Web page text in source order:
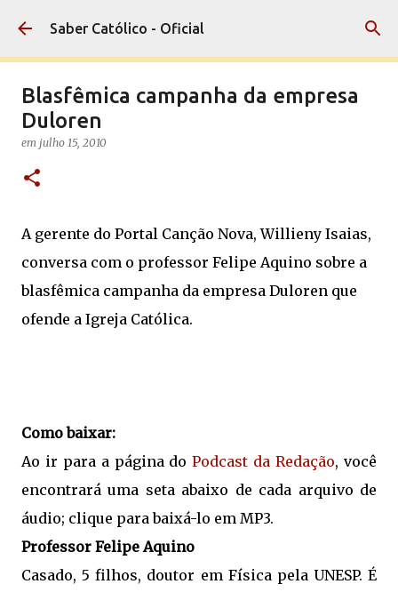
Pular para o conteúdo principal
Saber Católico - Oficial
Blasfêmica campanha da empresa
Duloren
em julho 15, 2010
A gerente do Portal Canção Nova, Willieny Isaias,
conversa com o professor Felipe Aquino sobre a
blasfêmica campanha da empresa Duloren que
ofende a Igreja Católica.
Como baixar:
Ao ir para a página doPodcast da Redação, você
encontrará uma seta abaixo de cada arquivo de
áudio; clique para baixá-lo em MP3.
Professor Felipe Aquino
Casado, 5 filhos, doutor em Física pela UNESP. É